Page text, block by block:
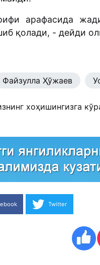
арафасида
қолади, - дейди
Файзулла Ҳўжаев
хоҳишингизга
Twitter